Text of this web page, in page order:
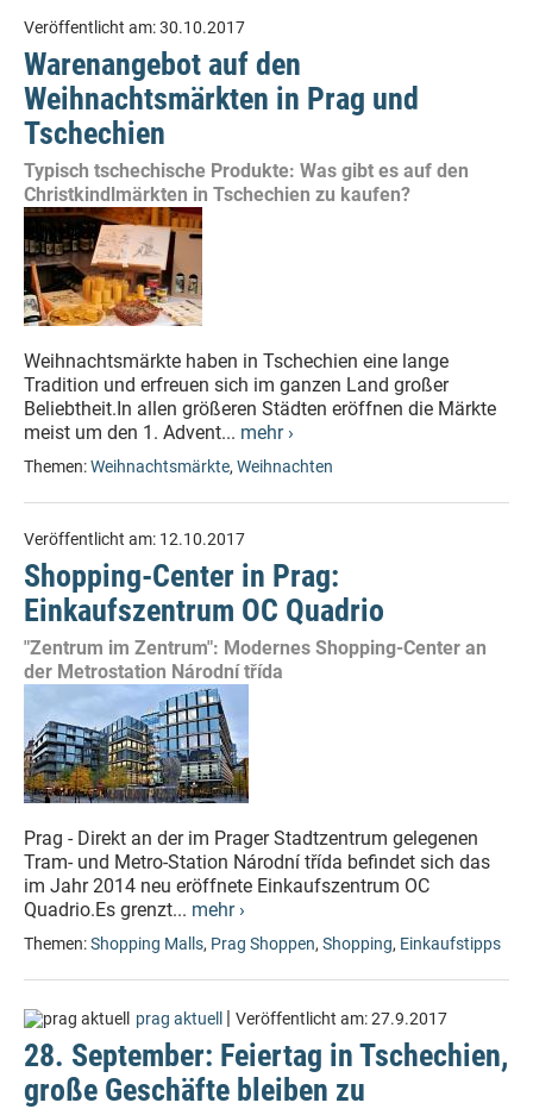
Veröffentlicht am:30.10.2017
Warenangebot auf den
Weihnachtsmärkten in Prag und
Tschechien
Typisch tschechische Produkte: Was gibt es auf den
Christkindlmärkten in Tschechien zu kaufen?
Weihnachtsmärkte haben in Tschechien eine lange
Tradition und erfreuen sich im ganzen Land großer
Beliebtheit.In allen größeren Städten eröffnen die Märkte
meist um den 1. Advent... mehr ›
Themen:Weihnachtsmärkte, Weihnachten
Veröffentlicht am: 12.10.2017
Shopping-Center in Prag:
Einkaufszentrum OC Quadrio
"Zentrum im Zentrum": Modernes Shopping-Center an
der Metrostation Národní třída
Prag - Direkt an der im Prager Stadtzentrum gelegenen
Tram- und Metro-Station Národní třída befindet sich das
im Jahr 2014 neu eröffnete Einkaufszentrum OC
Quadrio.Es grenzt... mehr ›
Themen:Shopping Malls, Prag Shoppen, Shopping, Einkaufstipps
prag aktuell | Veröffentlicht am:27.9.2017
28. September: Feiertag in Tschechien,
große Geschäfte bleiben zu